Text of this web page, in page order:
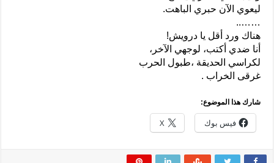
ليعوي الآن حبري الباهت.
……..
هناك ورد أقل يا درويش!
أنا ضدي أكتب، لوجهي الآخر،
لكراسي الحديقة ،طبول الحرب
غرقى الخراب .
شارك هذا الموضوع:
فيس بوك X